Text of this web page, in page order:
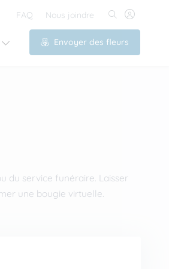
FAQ Nous joindre
Envoyer des fleurs
du service funéraire. Laisser
une bougie virtuelle.